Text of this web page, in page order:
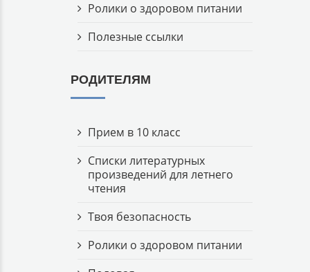
Ролики о здоровом питании
Полезные ссылки
РОДИТЕЛЯМ
Прием в 10 класс
Списки литературных
произведений для летнего
чтения
Твоя безопасность
Ролики о здоровом питании